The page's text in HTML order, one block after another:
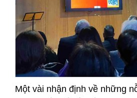
Một vài nhận định về những